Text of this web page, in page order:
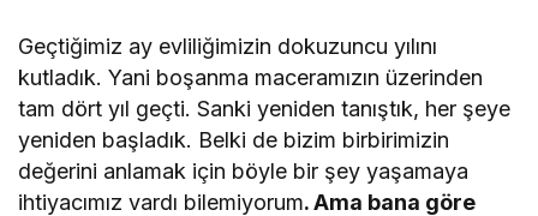
Geçtiğimiz ay evliliğimizin dokuzuncu yılını
kutladık. Yani boşanma maceramızın üzerinden
tam dört yıl geçti. Sanki yeniden tanıştık, her şeye
yeniden başladık. Belki de bizim birbirimizin
değerini anlamak için böyle bir şey yaşamaya
ihtiyacımız vardı bilemiyorum. Ama bana göre